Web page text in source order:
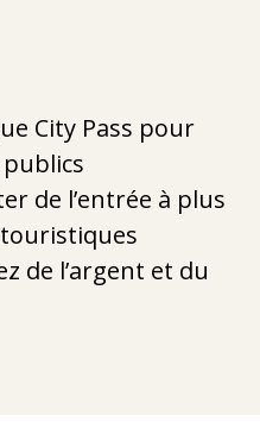
City Pass pour
de l’entrée à plus
de l’argent et du